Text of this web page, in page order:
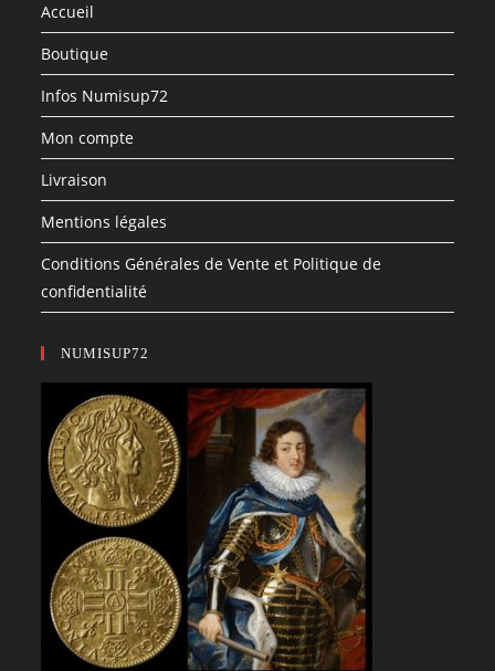
Accueil
Boutique
Infos Numisup72
Mon compte
Livraison
Mentions légales
Conditions Générales de Vente et Politique de
confidentialité
NUMISUP72